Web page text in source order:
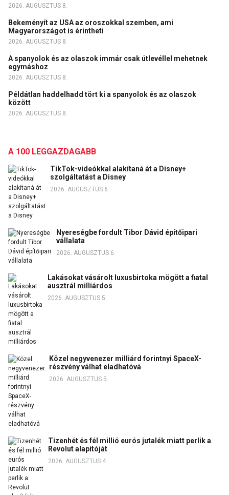
2026. AUGUSZTUS 8.
Bekeményít az USA az oroszokkal szemben, ami
Magyarországot is érintheti
2026. AUGUSZTUS 8.
A spanyolok és az olaszok immár csak útlevéllel mehetnek
egymáshoz
2026. AUGUSZTUS 8.
Példátlan haddelhadd tört ki a spanyolok és az olaszok
között
2026. AUGUSZTUS 8.
A 100 LEGGAZDAGABB
TikTok-videókkal alakítaná át a Disney+
szolgáltatást a Disney
2026. AUGUSZTUS 6.
Nyereségbe fordult Tibor Dávid építőipari
vállalata
2026. AUGUSZTUS 6.
Lakásokat vásárolt luxusbirtoka mögött a fiatal
ausztrál milliárdos
2026. AUGUSZTUS 5.
Közel negyvenezer milliárd forintnyi SpaceX-
részvény válhat eladhatóvá
2026. AUGUSZTUS 5.
Tizenhét és fél millió eurós jutalék miatt perlik a
Revolut alapítóját
2026. AUGUSZTUS 4.